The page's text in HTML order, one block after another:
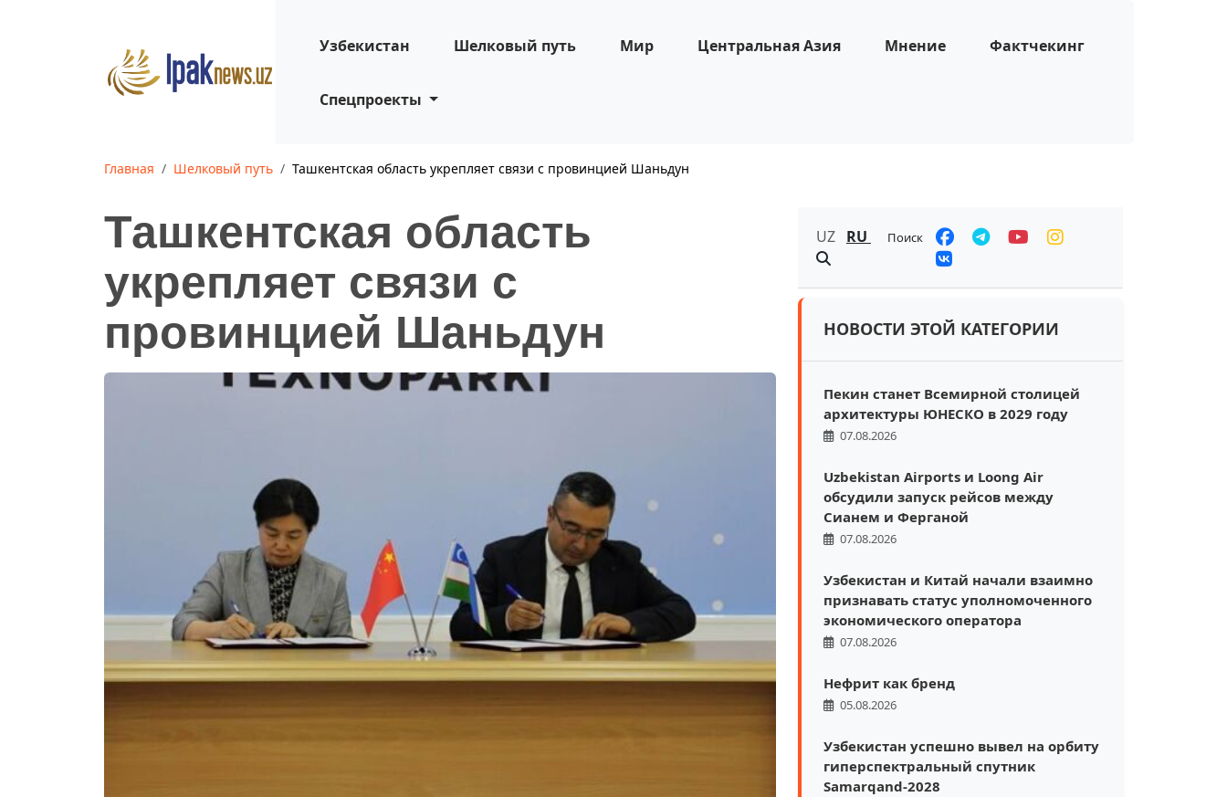
Узбекистан Шелковый путь Мир Центральная Азия Мнение Фактчекинг
Спецпроекты
Главная Шелковый путь Ташкентская область укрепляет связи с провинцией Шаньдун
Ташкентская область
укрепляет связи с
провинцией Шаньдун
UZ RU Поиск
НОВОСТИ ЭТОЙ КАТЕГОРИИ
Пекин станет Всемирной столицей
архитектуры ЮНЕСКО в 2029 году
07.08.2026
Uzbekistan Airports и Loong Air
обсудили запуск рейсов между
Сианем и Ферганой
07.08.2026
Узбекистан и Китай начали взаимно
признавать статус уполномоченного
экономического оператора
07.08.2026
Нефрит как бренд
05.08.2026
Узбекистан успешно вывел на орбиту
гиперспектральный спутник
Samarqand-2028